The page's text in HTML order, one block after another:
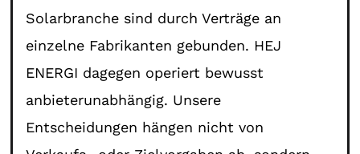
Solarbranche sind durch Verträge an
einzelne Fabrikanten gebunden. HEJ
ENERGI dagegen operiert bewusst
anbieterunabhängig. Unsere
Entscheidungen hängen nicht von